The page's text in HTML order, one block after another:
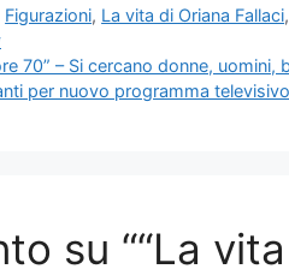
Figurazioni, La vita di Oriana Fallaci,
70” – Si cercano donne,
per nuovo programma
su ““La